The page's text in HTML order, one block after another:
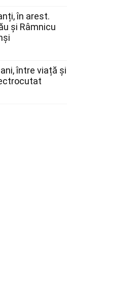
în arest.
și Râmnicu
între viață și